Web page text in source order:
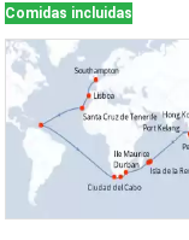
Comidas incluidas